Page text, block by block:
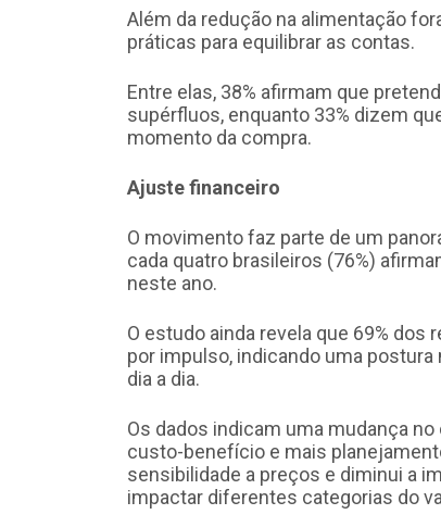
Além da redução na alimentação
práticas para equilibrar as contas.
Entre elas, 38% afirmam que
supérfluos, enquanto 33% dizem
momento da compra.
Ajuste financeiro
O movimento faz parte de um
cada quatro brasileiros (76%)
neste ano.
O estudo ainda revela que 69%
por impulso, indicando uma
dia a dia.
Os dados indicam uma mudança
custo-benefício e mais
sensibilidade a preços e diminui a
impactar diferentes categorias do